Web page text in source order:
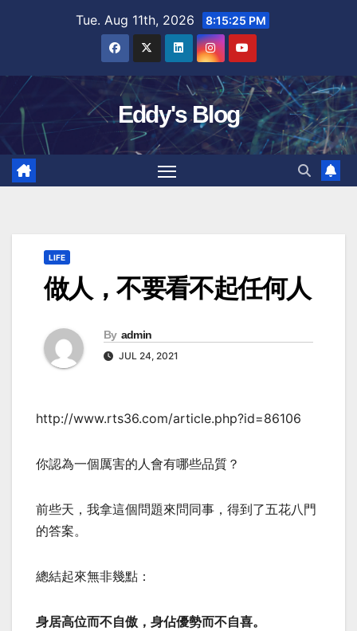
Tue. Aug 11th, 2026 8:15:26 PM
Eddy's Blog
LIFE
做人，不要看不起任何人
By admin
JUL 24, 2021
http://www.rts36.com/article.php?id=86106
你認為一個厲害的人會有哪些品質？
前些天，我拿這個問題來問同事，得到了五花八門
的答案。
總結起來無非幾點：
身居高位而不自傲，身佔優勢而不自喜。